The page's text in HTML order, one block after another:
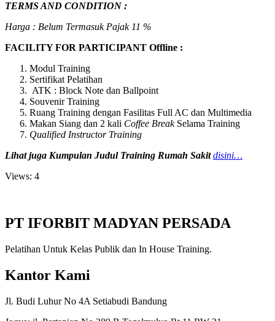
TERMS AND CONDITION :
Harga : Belum Termasuk Pajak 11 %
FACILITY FOR PARTICIPANT Offline :
Modul Training
Sertifikat Pelatihan
ATK : Block Note dan Ballpoint
Souvenir Training
Ruang Training dengan Fasilitas Full AC dan Multimedia
Makan Siang dan 2 kali Coffee Break Selama Training
Qualified Instructor Training
Lihat juga Kumpulan Judul Training Rumah Sakitdisini…
Views: 4
PT IFORBIT MADYAN PERSADA
Pelatihan Untuk Kelas Publik dan In House Training.
Kantor Kami
Jl. Budi Luhur No 4A Setiabudi Bandung